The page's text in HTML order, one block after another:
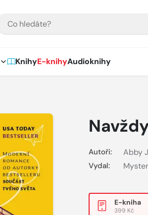
KnihyE-knihyAudioknihy
Autoři: Abby
Vydal:
E-kniha
399 Kč